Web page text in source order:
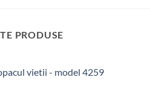
PRODUSE
vietii - model 4259